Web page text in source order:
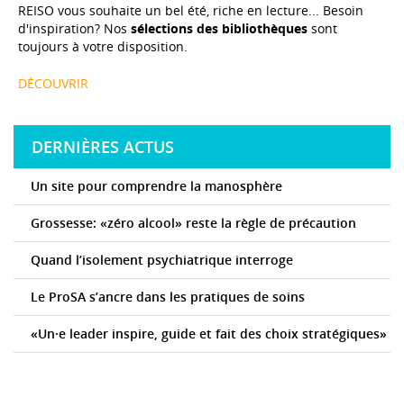
REISO vous souhaite un bel été, riche en lecture... Besoin
d'inspiration? Nos sélections des bibliothèques sont
toujours à votre disposition.
DÉCOUVRIR
DERNIÈRES ACTUS
Un site pour comprendre la manosphère
Grossesse: «zéro alcool» reste la règle de précaution
Quand l’isolement psychiatrique interroge
Le ProSA s’ancre dans les pratiques de soins
«Un·e leader inspire, guide et fait des choix stratégiques»